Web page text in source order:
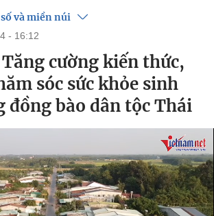
và miền núi
- 16:12
cường kiến thức,
sóc sức khỏe sinh
đồng bào dân tộc Thái